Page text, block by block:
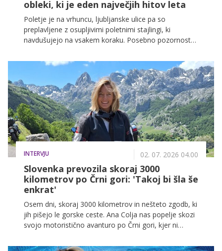
obleki, ki je eden največjih hitov leta
Poletje je na vrhuncu, ljubljanske ulice pa so
preplavljene z osupljivimi poletnimi stajlingi, ki
navdušujejo na vsakem koraku. Posebno pozornost
krojih, vzorcih in barvah, ki združujejo udobje in
modno dovršenost.
INTERVJU 02. 07. 2026 04.00
Slovenka prevozila skoraj 3000
kilometrov po Črni gori: 'Takoj bi šla še
enkrat'
Osem dni, skoraj 3000 kilometrov in nešteto zgodb, ki
jih pišejo le gorske ceste. Ana Colja nas popelje skozi
svojo motoristično avanturo po Črni gori, kjer ni
ki jih ne bo nikoli pozabila.